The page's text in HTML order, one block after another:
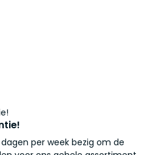
per week bezig om de